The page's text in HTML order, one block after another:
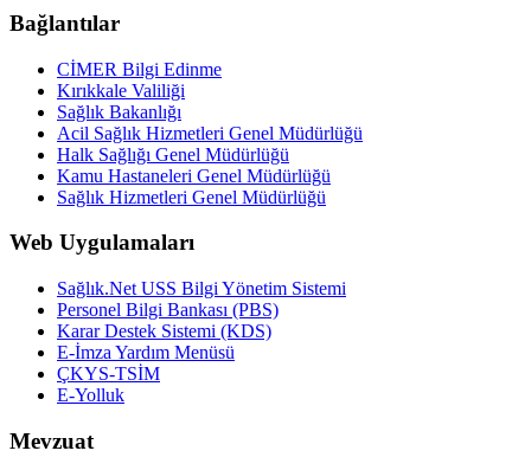
Bağlantılar
CİMER Bilgi Edinme
Kırıkkale Valiliği
Sağlık Bakanlığı
Acil Sağlık Hizmetleri Genel Müdürlüğü
Halk Sağlığı Genel Müdürlüğü
Kamu Hastaneleri Genel Müdürlüğü
Sağlık Hizmetleri Genel Müdürlüğü
Web Uygulamaları
Sağlık.Net USS Bilgi Yönetim Sistemi
Personel Bilgi Bankası (PBS)
Karar Destek Sistemi (KDS)
E-İmza Yardım Menüsü
ÇKYS-TSİM
E-Yolluk
Mevzuat